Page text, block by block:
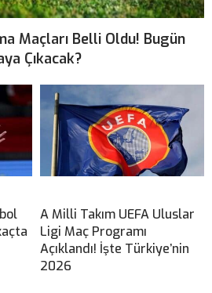
Maçları Belli Oldu! Bugün
Çıkacak?
A Milli Takım UEFA Uluslar
Ligi Maç Programı
Açıklandı! İşte Türkiye’nin
2026